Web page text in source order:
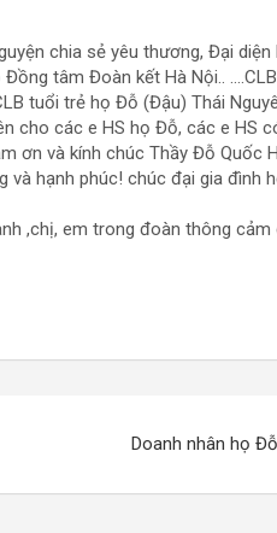
chia sẻ yêu thương, Đại
tâm Đoàn kết Hà Nội..
tuổi trẻ họ Đỗ (Đậu) Thái
cho các e HS họ Đỗ, các e HS
ơn và kính chúc Thầy Đỗ Quốc
và hạnh phúc! chúc đại gia đình
,chị, em trong đoàn thông cảm
Doanh nhân họ